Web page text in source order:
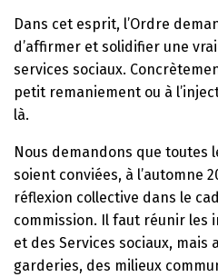
Dans cet esprit, l’Ordre
d’affirmer et solidifier une
services sociaux.
petit remaniement ou à
là.
Nous demandons que toutes
soient conviées, à l’automne
réflexion collective dans le
commission. Il faut réunir les
et des Services sociaux, mais
garderies, des milieux